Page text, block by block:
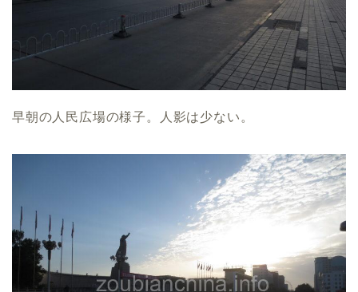
早朝の人民広場の様子。人影は少ない。